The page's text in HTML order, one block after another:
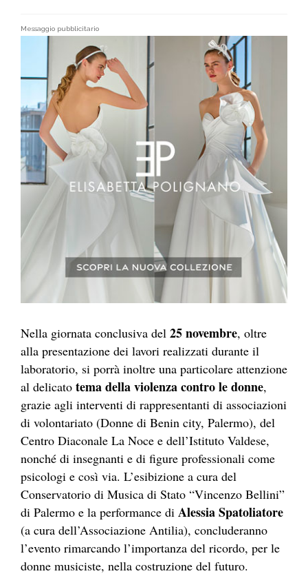
Messaggio pubblicitario
Nella giornata conclusiva del 25 novembre, oltre
alla presentazione dei lavori realizzati durante il
laboratorio, si porrà inoltre una particolare attenzione
al delicato tema della violenza contro le donne,
grazie agli interventi di rappresentanti di associazioni
di volontariato (Donne di Benin city, Palermo), del
Centro Diaconale La Noce e dell’Istituto Valdese,
nonché di insegnanti e di figure professionali come
psicologi e così via. L’esibizione a cura del
Conservatorio di Musica di Stato “Vincenzo Bellini”
di Palermo e la performance di Alessia Spatoliatore
(a cura dell’Associazione Antilia), concluderanno
l’evento rimarcando l’importanza del ricordo, per le
donne musiciste, nella costruzione del futuro.